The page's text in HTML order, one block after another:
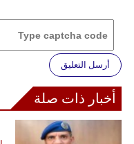
أرسل التعليق
أخبار ذات صلة